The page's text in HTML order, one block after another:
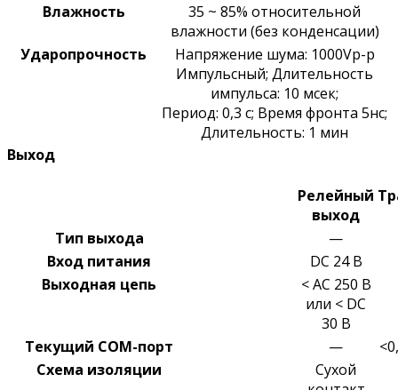
Влажность
35 ~ 85% относительной
влажности (без конденсации)
Ударопрочность
Напряжение шума: 1000Vp-p
Импульсный; Длительность
импульса: 10 мсек;
Период: 0,3 с; Время фронта 5нс;
Длительность: 1 мин
Выход
Релейный
выход
Тип выхода
—
Вход питания
DC 24 В
Выходная цепь
< AC 250 В
или < DC
30 В
Текущий COM-порт
—
Схема изоляции
Сухой